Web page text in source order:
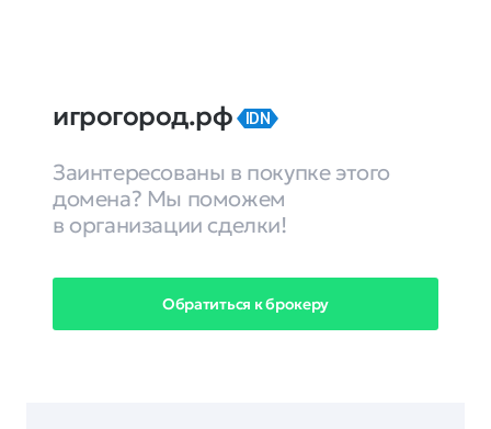
игрогород.рф IDN
Заинтересованы в покупке этого
домена? Мы поможем
в организации сделки!
Обратиться к брокеру